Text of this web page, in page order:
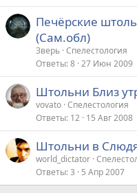
Печёрские
(Сам.обл)
Зверь Спелестология
Ответы 8 27 Июн 2009
Штольни Близ
vovato Спелестология
Ответы 12 15 Авг 2008
Штольни в
world_dictator
Ответы 3 5 Апр 2007